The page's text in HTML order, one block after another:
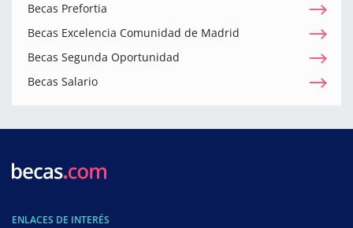
Becas Prefortia
Becas Excelencia Comunidad de Madrid
Becas Segunda Oportunidad
Becas Salario
ENLACES DE INTERÉS